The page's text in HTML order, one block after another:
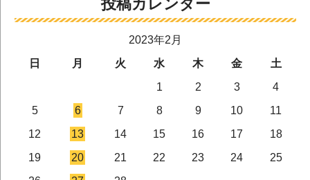
投稿カレンダー
2023年2月
日
月 火 水 木 金
土
1
2 3
4
5
6 7 8 9 10
11
12
13 14 15 16 17
18
19
20 21 22 23 24
25